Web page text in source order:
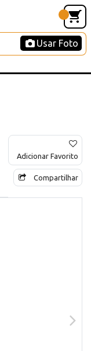
Usar Foto
Adicionar Favorito
Compartilhar